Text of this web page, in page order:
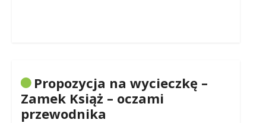
Propozycja na wycieczkę –
Zamek Książ – oczami
przewodnika